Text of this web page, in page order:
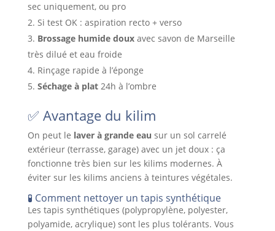
sec uniquement, ou pro
Si test OK : aspiration recto + verso
Brossage humide douxavec savon de Marseille
très dilué et eau froide
Rinçage rapide à l’éponge
Séchage à plat24h à l’ombre
✅ Avantage du kilim
On peut le laver à grande eau sur un sol carrelé
extérieur (terrasse, garage) avec un jet doux : ça
fonctionne très bien sur les kilims modernes. À
éviter sur les kilims anciens à teintures végétales.
🧪 Comment nettoyer un tapis synthétique
Les tapis synthétiques (polypropylène, polyester,
polyamide, acrylique) sont les plus tolérants. Vous